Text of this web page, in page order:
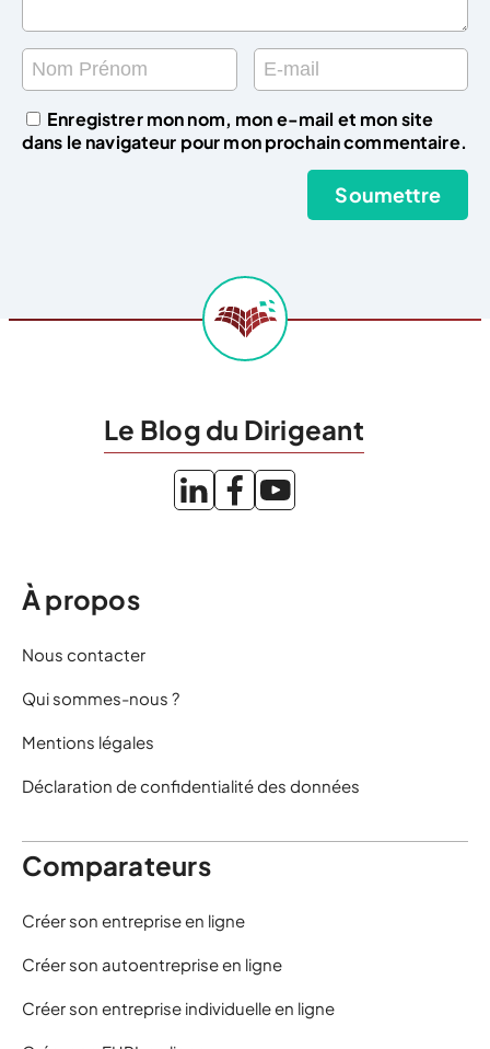
Enregistrer mon nom, mon e-mail et mon site
dans le navigateur pour mon prochain commentaire.
Le Blog du Dirigeant
À propos
Nous contacter
Qui sommes-nous ?
Mentions légales
Déclaration de confidentialité des données
Comparateurs
Créer son entreprise en ligne
Créer son autoentreprise en ligne
Créer son entreprise individuelle en ligne